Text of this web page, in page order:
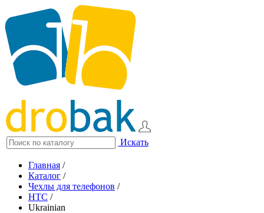
Искать
Главная /
Каталог /
Чехлы для телефонов /
HTC /
Ukrainian